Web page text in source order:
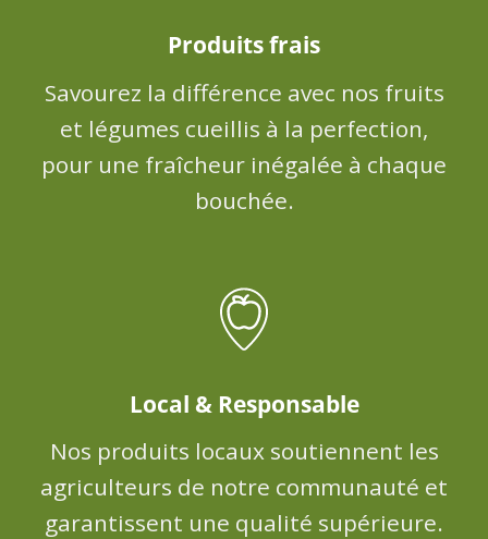
Produits frais
Savourez la différence avec nos fruits
et légumes cueillis à la perfection,
pour une fraîcheur inégalée à chaque
bouchée.
Local & Responsable
Nos produits locaux soutiennent les
agriculteurs de notre communauté et
garantissent une qualité supérieure.